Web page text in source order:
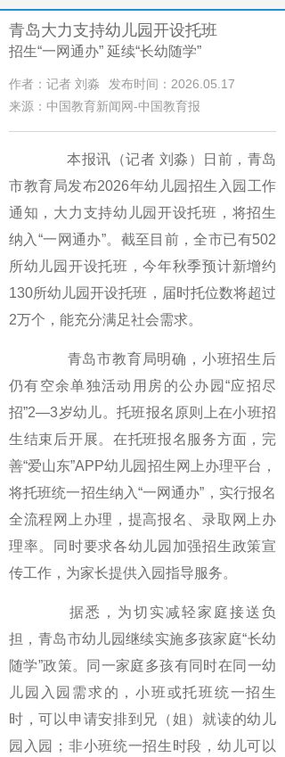
青岛大力支持幼儿园开设托班
招生“一网通办” 延续“长幼随学”
作者：记者 刘淼
发布时间：2026.05.17
来源：中国教育新闻网-中国教育报
本报讯（记者 刘淼）日前，青岛
市教育局发布2026年幼儿园招生入园工作
通知，大力支持幼儿园开设托班，将招生
纳入“一网通办”。截至目前，全市已有502
所幼儿园开设托班，今年秋季预计新增约
130所幼儿园开设托班，届时托位数将超过
2万个，能充分满足社会需求。
青岛市教育局明确，小班招生后
仍有空余单独活动用房的公办园“应招尽
招”2—3岁幼儿。托班报名原则上在小班招
生结束后开展。在托班报名服务方面，完
善“爱山东”APP幼儿园招生网上办理平台，
将托班统一招生纳入“一网通办”，实行报名
全流程网上办理，提高报名、录取网上办
理率。同时要求各幼儿园加强招生政策宣
传工作，为家长提供入园指导服务。
据悉，为切实减轻家庭接送负
担，青岛市幼儿园继续实施多孩家庭“长幼
随学”政策。同一家庭多孩有同时在同一幼
儿园入园需求的，小班或托班统一招生
时，可以申请安排到兄（姐）就读的幼儿
园入园；非小班统一招生时段，幼儿可以